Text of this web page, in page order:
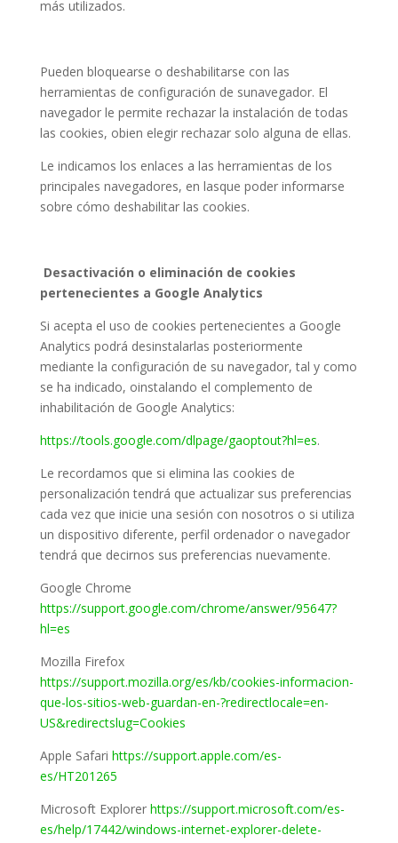
más utilizados.
Pueden bloquearse o deshabilitarse con las
herramientas de configuración de sunavegador. El
navegador le permite rechazar la instalación de todas
las cookies, obien elegir rechazar solo alguna de ellas.
Le indicamos los enlaces a las herramientas de los
principales navegadores, en lasque poder informarse
sobre cómo deshabilitar las cookies.
Desactivación o eliminación de cookies
pertenecientes a Google Analytics
Si acepta el uso de cookies pertenecientes a Google
Analytics podrá desinstalarlas posteriormente
mediante la configuración de su navegador, tal y como
se ha indicado, oinstalando el complemento de
inhabilitación de Google Analytics:
https://tools.google.com/dlpage/gaoptout?hl=es.
Le recordamos que si elimina las cookies de
personalización tendrá que actualizar sus preferencias
cada vez que inicie una sesión con nosotros o si utiliza
un dispositivo diferente, perfil ordenador o navegador
tendrá que decirnos sus preferencias nuevamente.
Google Chrome
https://support.google.com/chrome/answer/95647?
hl=es
Mozilla Firefox
https://support.mozilla.org/es/kb/cookies-informacion-
que-los-sitios-web-guardan-en-?redirectlocale=en-
US&redirectslug=Cookies
Apple Safari https://support.apple.com/es-
es/HT201265
Microsoft Explorer https://support.microsoft.com/es-
es/help/17442/windows-internet-explorer-delete-